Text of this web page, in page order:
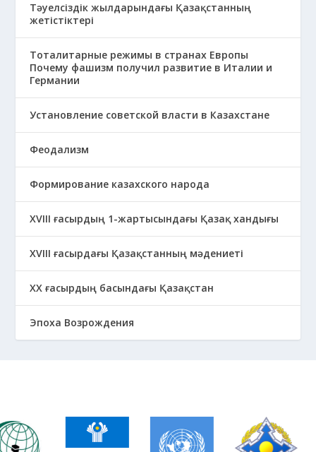
Тәуелсіздік жылдарындағы Қазақстанның
жетістіктері
Тоталитарные режимы в странах Европы
Почему фашизм получил развитие в Италии и
Германии
Установление советской власти в Казахстане
Феодализм
Формирование казахского народа
ХVIII ғасырдың 1-жартысындағы Қазақ хандығы
ХVІІІ ғасырдағы Қазақстанның мәдениеті
ХХ ғасырдың басындағы Қазақстан
Эпоха Возрождения